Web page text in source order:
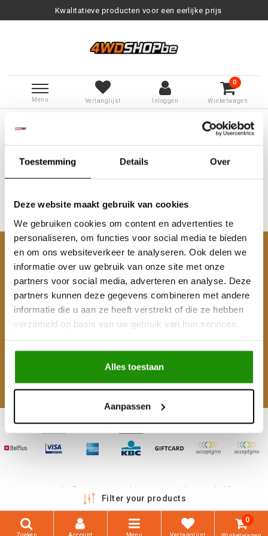
Toestemming Details Over
Deze website maakt gebruik van cookies
We gebruiken cookies om content en advertenties te
personaliseren, om functies voor social media te bieden
en om ons websiteverkeer te analyseren. Ook delen we
informatie over uw gebruik van onze site met onze
partners voor social media, adverteren en analyse. Deze
partners kunnen deze gegevens combineren met andere
informatie die u aan ze heeft verstrekt of die ze hebben
verzameld op basis van uw gebruik van hun services.
Alles toestaan
Aanpassen
Kwalitatieve producten voor een eerlijke prijs
Menu Verlanglijst Inloggen
0
Winkelwagen
Geen producten gevonden!...
Klantenservice
Mijn account
Categorieën
Copyright © 2026 - 4WD Shop | Powered by emarkable
Filter your products
0